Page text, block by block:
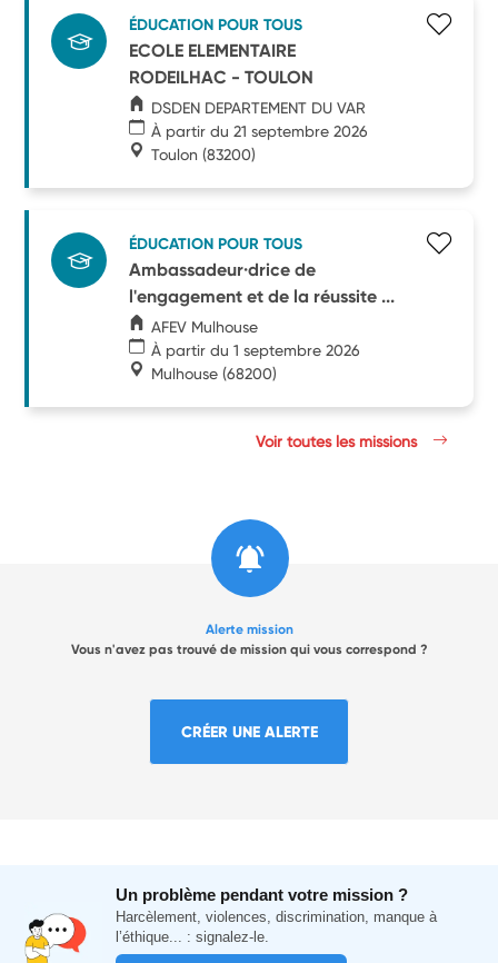
ÉDUCATION POUR TOUS
ECOLE ELEMENTAIRE
RODEILHAC - TOULON
DSDEN DEPARTEMENT DU VAR
À partir du 21 septembre 2026
Toulon (83200)
ÉDUCATION POUR TOUS
Ambassadeur·drice de
l'engagement et de la réussite ...
AFEV Mulhouse
À partir du 1 septembre 2026
Mulhouse (68200)
Voir toutes les missions
Alerte mission
Vous n'avez pas trouvé de mission qui vous correspond ?
CRÉER UNE ALERTE
Un problème pendant votre mission ?
Harcèlement, violences, discrimination, manque à
l’éthique... : signalez-le.